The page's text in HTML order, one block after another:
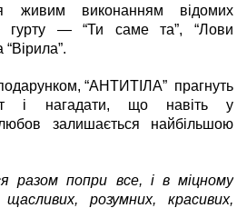
живим виконанням відомих
гурту —“Ти саме та”, “Лови
“АНТИТІЛА” прагнуть
і нагадати, що навіть у
залишається найбільшою
разом попри все, і в міцному
розумних, красивих,